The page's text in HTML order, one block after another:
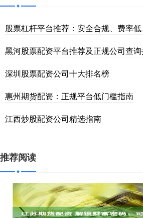
股票杠杆平台推荐：安全合规、费率
黑河股票配资平台推荐及正规公司查
深圳股票配资公司十大排名榜
惠州期货配资：正规平台低门槛指南
江西炒股配资公司精选指南
推荐阅读